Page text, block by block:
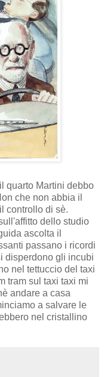
quarto Martini debbo
che non abbia il
controllo di sè.
dello studio
ascolta il
passano i ricordi
disperdono gli incubi
nel tettuccio del taxi
tram sul taxi taxi mi
andare a casa
a salvare le
nel cristallino